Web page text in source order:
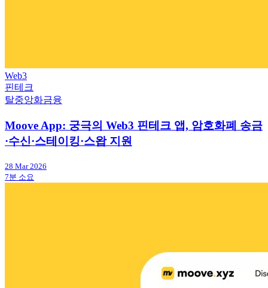
Web3
핀테크
탈중앙화금융
Moove App: 궁극의 Web3 핀테크 앱, 암호화폐 송금
·수신·스테이킹·스왑 지원
28 Mar 2026
7분 소요